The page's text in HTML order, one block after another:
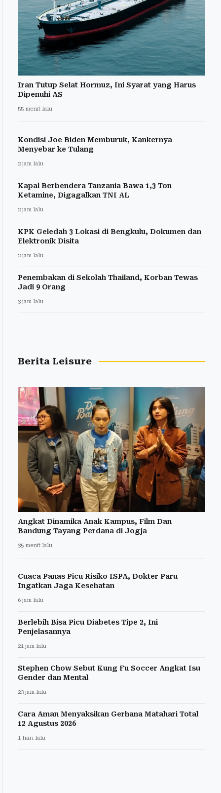
Iran Tutup Selat Hormuz, Ini Syarat yang Harus
Dipenuhi AS
55 menit lalu
Kondisi Joe Biden Memburuk, Kankernya
Menyebar ke Tulang
2 jam lalu
Kapal Berbendera Tanzania Bawa 1,3 Ton
Ketamine, Digagalkan TNI AL
2 jam lalu
KPK Geledah 3 Lokasi di Bengkulu, Dokumen dan
Elektronik Disita
2 jam lalu
Penembakan di Sekolah Thailand, Korban Tewas
Jadi 9 Orang
3 jam lalu
Berita Leisure
Angkat Dinamika Anak Kampus, Film Dan
Bandung Tayang Perdana di Jogja
35 menit lalu
Cuaca Panas Picu Risiko ISPA, Dokter Paru
Ingatkan Jaga Kesehatan
6 jam lalu
Berlebih Bisa Picu Diabetes Tipe 2, Ini
Penjelasannya
21 jam lalu
Stephen Chow Sebut Kung Fu Soccer Angkat Isu
Gender dan Mental
23 jam lalu
Cara Aman Menyaksikan Gerhana Matahari Total
12 Agustus 2026
1 hari lalu